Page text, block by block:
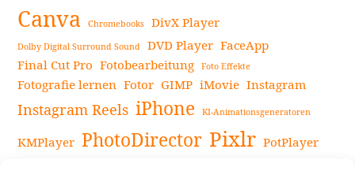
Canva Chromebooks DivX Player
Dolby Digital Surround Sound DVD Player FaceApp
Final Cut Pro Fotobearbeitung Foto Effekte
Fotografie lernen Fotor GIMP iMovie Instagram
Instagram Reels iPhone KI-Animationsgeneratoren
KMPlayer PhotoDirector Pixlr PotPlayer